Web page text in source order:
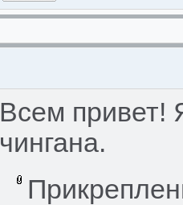
Всем
чингана.